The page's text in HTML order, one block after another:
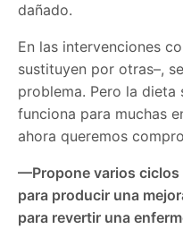
dañado.
En las intervenciones
sustituyen por otras–,
problema. Pero la dieta
funciona para muchas
ahora queremos
—Propone varios ciclos
para producir una
para revertir una